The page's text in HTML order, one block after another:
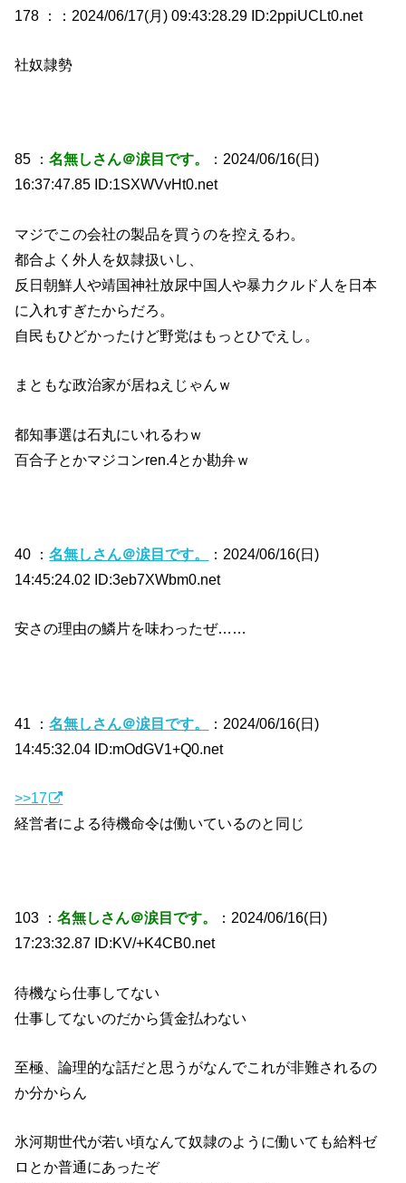
178 ： ：2024/06/17(月) 09:43:28.29 ID:2ppiUCLt0.net
社奴隷勢
85 ：名無しさん＠涙目です。
：2024/06/16(日)
16:37:47.85 ID:1SXWVvHt0.net
マジでこの会社の製品を買うのを控えるわ。
都合よく外人を奴隷扱いし、
反日朝鮮人や靖国神社放尿中国人や暴力クルド人を日本
に入れすぎたからだろ。
自民もひどかったけど野党はもっとひでえし。
まともな政治家が居ねえじゃんｗ
都知事選は石丸にいれるわｗ
百合子とかマジコンren.4とか勘弁ｗ
40 ：名無しさん＠涙目です。
：2024/06/16(日)
14:45:24.02 ID:3eb7XWbm0.net
安さの理由の鱗片を味わったぜ……
41 ：名無しさん＠涙目です。
：2024/06/16(日)
14:45:32.04 ID:mOdGV1+Q0.net
>>17
経営者による待機命令は働いているのと同じ
103 ：名無しさん＠涙目です。
：2024/06/16(日)
17:23:32.87 ID:KV/+K4CB0.net
待機なら仕事してない
仕事してないのだから賃金払わない
至極、論理的な話だと思うがなんでこれが非難されるの
か分からん
氷河期世代が若い頃なんて奴隷のように働いても給料ゼ
ロとか普通にあったぞ